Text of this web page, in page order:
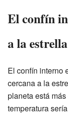
El confín
a la estrella
El confín interno
cercana a la
planeta está
temperatura